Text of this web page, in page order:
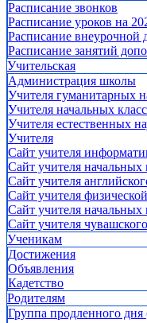
Расписание звонков
Расписание уроков на
Расписание внеурочной
Расписание занятий
Учительская
Администрация школы
Учителя гуманитарных
Учителя начальных
Учителя естественных
Учителя
Cайт учителя
Сайт учителя
Сайт учителя
Сайт учителя
Сайт учителя
Сайт учителя
Ученикам
Достижения
Объявления
Кадетство
Родителям
Группа продленного